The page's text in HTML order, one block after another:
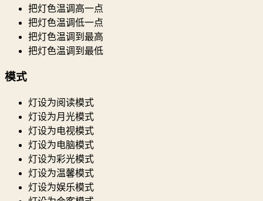
把灯色温调高一点
把灯色温调低一点
把灯色温调到最高
把灯色温调到最低
模式
灯设为阅读模式
灯设为月光模式
灯设为电视模式
灯设为电脑模式
灯设为彩光模式
灯设为温馨模式
灯设为娱乐模式